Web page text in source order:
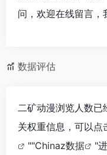
问，欢迎在线留言，
数据评估
二矿动漫浏览人数
关权重信息，可以点
""Chinaz数据
"